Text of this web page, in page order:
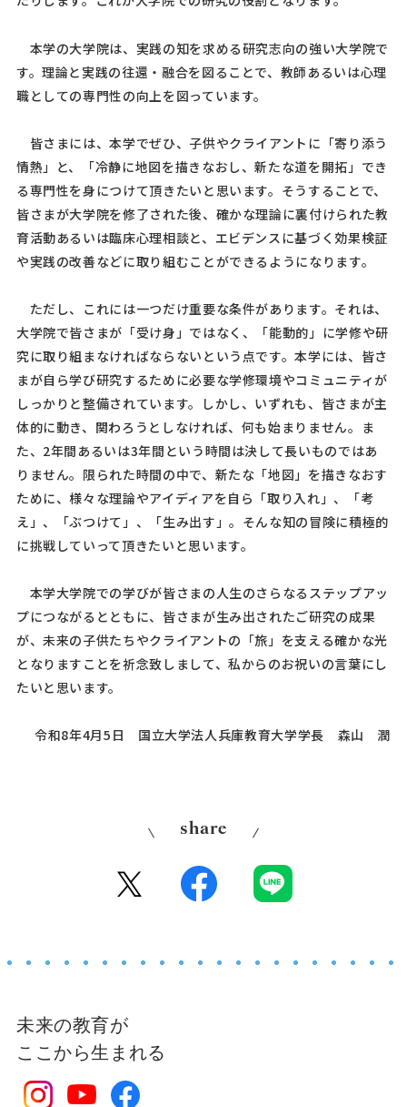
本学の大学院は、実践の知を求める研究志向の強い大学院で
す。理論と実践の往還・融合を図ることで、教師あるいは心理
職としての専門性の向上を図っています。
皆さまには、本学でぜひ、子供やクライアントに「寄り添う
情熱」と、「冷静に地図を描きなおし、新たな道を開拓」でき
る専門性を身につけて頂きたいと思います。そうすることで、
皆さまが大学院を修了された後、確かな理論に裏付けられた教
育活動あるいは臨床心理相談と、エビデンスに基づく効果検証
や実践の改善などに取り組むことができるようになります。
ただし、これには一つだけ重要な条件があります。それは、
大学院で皆さまが「受け身」ではなく、「能動的」に学修や研
究に取り組まなければならないという点です。本学には、皆さ
まが自ら学び研究するために必要な学修環境やコミュニティが
しっかりと整備されています。しかし、いずれも、皆さまが主
体的に動き、関わろうとしなければ、何も始まりません。ま
た、 2年間あるいは3年間という時間は決して長いものではあ
りません。限られた時間の中で、新たな「地図」を描きなおす
ために、様々な理論やアイディアを自ら「取り入れ」、「考
え」、「ぶつけて」、「生み出す」。そんな知の冒険に積極的
に挑戦していって頂きたいと思います。
本学大学院での学びが皆さまの人生のさらなるステップアッ
プにつながるとともに、皆さまが生み出されたご研究の成果
が、未来の子供たちやクライアントの「旅」を支える確かな光
となりますことを祈念致しまして、私からのお祝いの言葉にし
たいと思います。
令和8年4月5日 国立大学法人兵庫教育大学学長 森山 潤
share
未来の教育が
ここから生まれる